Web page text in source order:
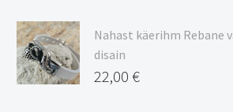
Nahast käerihm Rebane
disain
22,00 €